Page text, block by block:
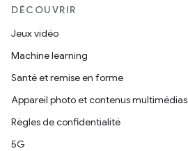
DÉCOUVRIR
Jeux vidéo
Machine learning
Santé et remise en forme
Appareil photo et contenus multimédias
Règles de confidentialité
5G